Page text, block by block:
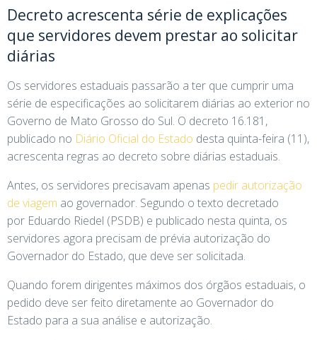
Decreto acrescenta série de explicações
que servidores devem prestar ao solicitar
diárias
Os servidores estaduais passarão a ter que cumprir uma
série de especificações ao solicitarem diárias ao exterior no
Governo de Mato Grosso do Sul. O decreto 16.181,
publicado no Diário Oficial do Estado desta quinta-feira (11),
acrescenta regras ao decreto sobre diárias estaduais.
Antes, os servidores precisavam apenas pedir autorização
de viagem ao governador. Segundo o texto decretado
por Eduardo Riedel (PSDB) e publicado nesta quinta, os
servidores agora precisam de prévia autorização do
Governador do Estado, que deve ser solicitada.
Quando forem dirigentes máximos dos órgãos estaduais, o
pedido deve ser feito diretamente ao Governador do
Estado para a sua análise e autorização.